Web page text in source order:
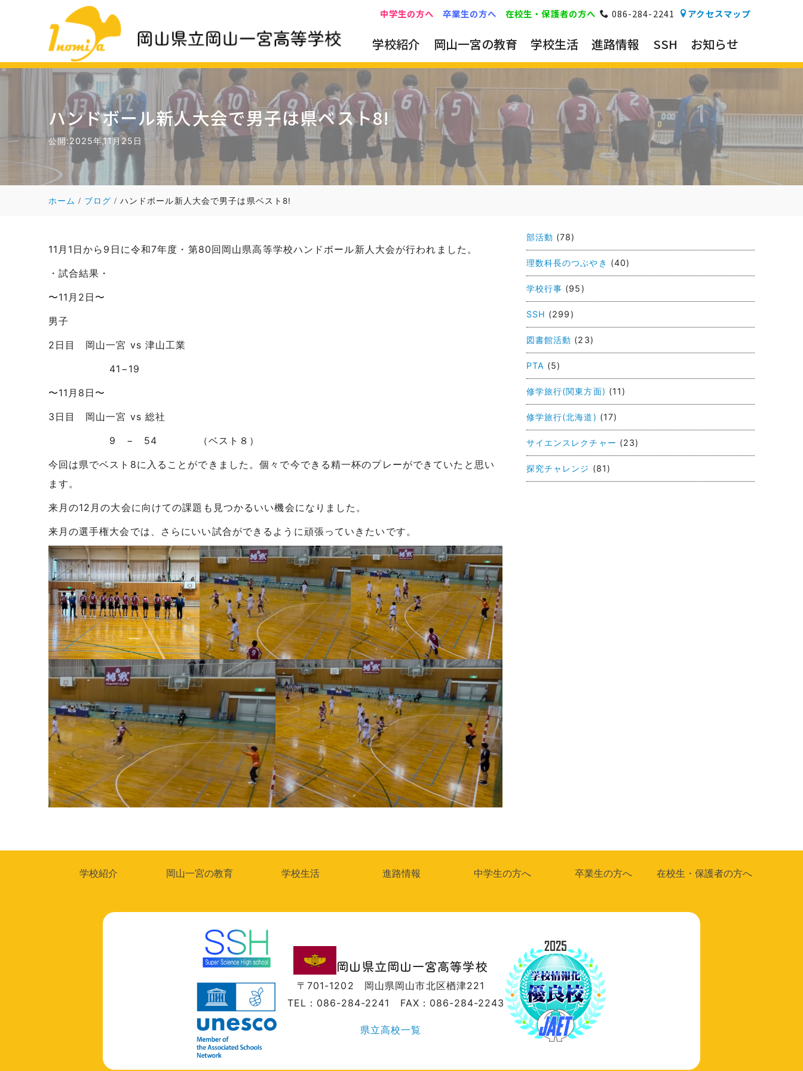
中学生の方へ 卒業生の方へ 在校生・保護者の方へ 086-284-2241 アクセスマップ
学校紹介 岡山一宮の教育 学校生活 進路情報 SSH お知らせ
ハンドボール新人大会で男子は県ベスト8!
公開:2025年11月25日
ホーム ブログ ハンドボール新人大会で男子は県ベスト8!
11月1日から9日に令和7年度・第80回岡山県高等学校ハンドボール新人大会が行われました。
・試合結果・
〜11月2日〜
男子
2日目 岡山一宮 vs 津山工業
41−19
〜11月8日〜
3日目 岡山一宮 vs 総社
9 − 54 （ベスト８）
今回は県でベスト8に入ることができました。個々で今できる精一杯のプレーができていたと思い
ます。
来月の12月の大会に向けての課題も見つかるいい機会になりました。
来月の選手権大会では、さらにいい試合ができるように頑張っていきたいです。
稿
部活動 (78)
理数科長のつぶやき (40)
学校行事 (95)
SSH (299)
図書館活動 (23)
PTA (5)
修学旅行(関東方面) (11)
修学旅行(北海道) (17)
サイエンスレクチャー (23)
探究チャレンジ (81)
学校紹介 岡山一宮の教育 学校生活 進路情報 中学生の方へ 卒業生の方へ 在校生・保護者の方へ
岡山県立岡山一宮高等学校
〒701-1202 岡山県岡山市北区楢津221
TEL：086-284-2241
FAX：086-284-2243
県立高校一覧